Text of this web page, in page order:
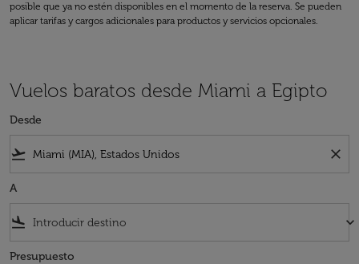
posible que ya no estén disponibles en el momento de la reserva. Se pueden
aplicar tarifas y cargos adicionales para productos y servicios opcionales.
Vuelos baratos desde Miami a Egipto
Desde
flight_takeoff close
A
flight_land keyboard_arrow_down
Presupuesto